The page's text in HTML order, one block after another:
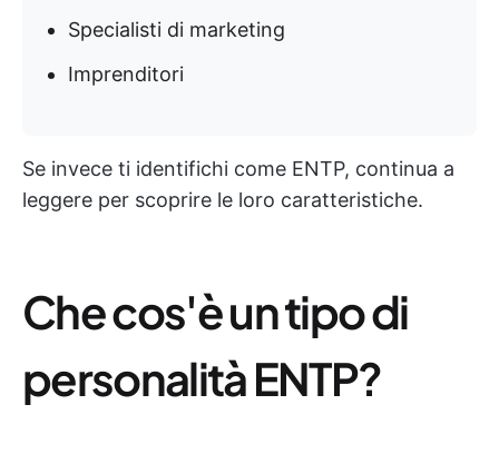
Specialisti di marketing
Imprenditori
Se invece ti identifichi come ENTP, continua a
leggere per scoprire le loro caratteristiche.
Che cos'è un tipo di
personalità ENTP?